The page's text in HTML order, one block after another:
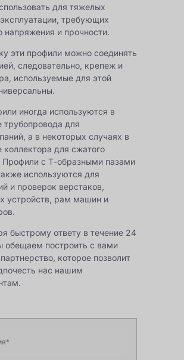
для тяжелых
требующих
напряжения и прочности.
эти профили можно соединять
следовательно, крепеж и
используемые для этой
иногда используются в
трубопровода для
а в некоторых случаях в
коллектора для сжатого
Профили с Т-образными пазами
используются для
и проверок верстаков,
устройств, рам машин и
быстрому ответу в течение 24
обещаем построить с вами
которое позволит
нас нашим